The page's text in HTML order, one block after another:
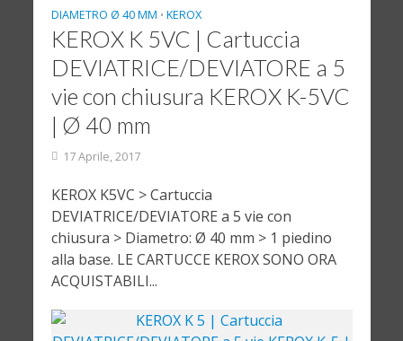
DIAMETRO Ø 40 MM • KEROX
KEROX K 5VC | Cartuccia
DEVIATRICE/DEVIATORE a 5
vie con chiusura KEROX K-5VC
| Ø 40 mm
17 Aprile, 2017
KEROX K5VC > Cartuccia
DEVIATRICE/DEVIATORE a 5 vie con
chiusura > Diametro: Ø 40 mm > 1 piedino
alla base. LE CARTUCCE KEROX SONO ORA
ACQUISTABILI...